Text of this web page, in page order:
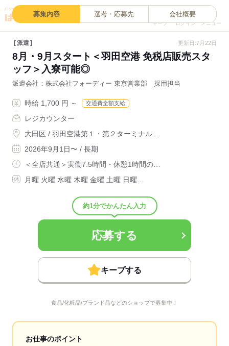
キープ ログイン メニュー
募集内容 選考・応募先 会社概要
派遣 更新日:7月22日
8月・9月スタート＜羽田空港 免税店販売スタ
ッフ＞入寮可能◎
派遣会社 株式会社フォーディー 東京営業部 採用担当
時給 1,700 円 ～ 交通費全額支給
レジカウンター
大田区 / 羽田空港第１・第２ターミナル…
2026年9月1日〜 / 長期
＜全店共通＞実働7.5時間・休憩1時間の…
月曜 火曜 水曜 木曜 金曜 土曜 日曜…
約1分でかんたん入力
応募する
キープする
食品/化粧品/ブランド品などのショップで募集中！
お仕事のポイント